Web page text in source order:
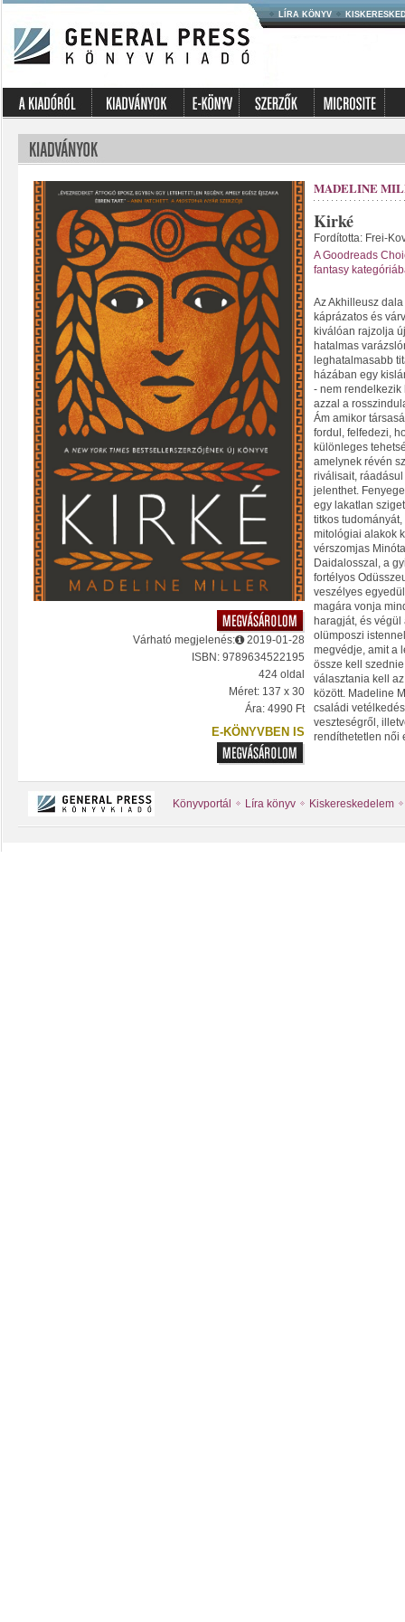
LÍRA KÖNYV
Várható megjelenés:
2019-01-28
ISBN: 9789634522195
424 oldal
Méret: 137 x 30
Ára: 4990 Ft
E-KÖNYVBEN IS
MADELINE
Kirké
Fordította: Frei-
A Goodreads
fantasy
Az Akhilleusz
káprázatos és
kiválóan rajzolja
hatalmas
leghatalmasabb
házában egy
- nem rendelkezik
azzal a
Ám amikor
fordul, felfedezi,
különleges
amelynek révén
riválisait,
jelenthet.
egy lakatlan
titkos
mitológiai alakok
vérszomjas
Daidalosszal, a
fortélyos
veszélyes
magára vonja
haragját, és
olümposzi
megvédje, amit a
össze kell
választania kell
között. Madeline
családi
veszteségről,
rendíthetetlen női
Könyvportál Líra könyv Kiskereskedelem